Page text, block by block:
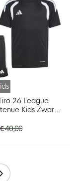
26 League
Kids Zwart
€ 40,00
Volgende